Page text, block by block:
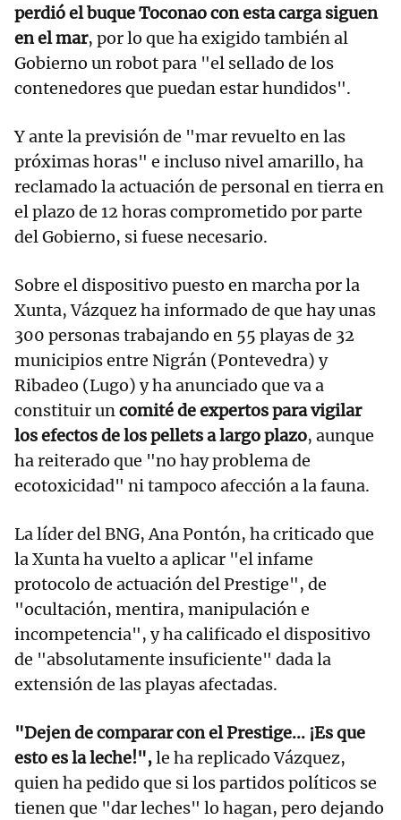
perdió el buque Toconao con esta carga siguen
en el mar, por lo que ha exigido también al
Gobierno un robot para "el sellado de los
contenedores que puedan estar hundidos".
Y ante la previsión de "mar revuelto en las
próximas horas" e incluso nivel amarillo, ha
reclamado la actuación de personal en tierra en
el plazo de 12 horas comprometido por parte
del Gobierno, si fuese necesario.
Sobre el dispositivo puesto en marcha por la
Xunta, Vázquez ha informado de que hay unas
300 personas trabajando en 55 playas de 32
municipios entre Nigrán (Pontevedra) y
Ribadeo (Lugo) y ha anunciado que va a
constituir uncomité de expertos para vigilar
los efectos de los pellets a largo plazo, aunque
ha reiterado que "no hay problema de
ecotoxicidad" ni tampoco afección a la fauna.
La líder del BNG, Ana Pontón, ha criticado que
la Xunta ha vuelto a aplicar "el infame
protocolo de actuación del Prestige", de
"ocultación, mentira, manipulación e
incompetencia", y ha calificado el dispositivo
de "absolutamente insuficiente" dada la
extensión de las playas afectadas.
"Dejen de comparar con el Prestige... ¡Es que
esto es la leche!",le ha replicado Vázquez,
quien ha pedido que si los partidos políticos se
tienen que "dar leches" lo hagan, pero dejando